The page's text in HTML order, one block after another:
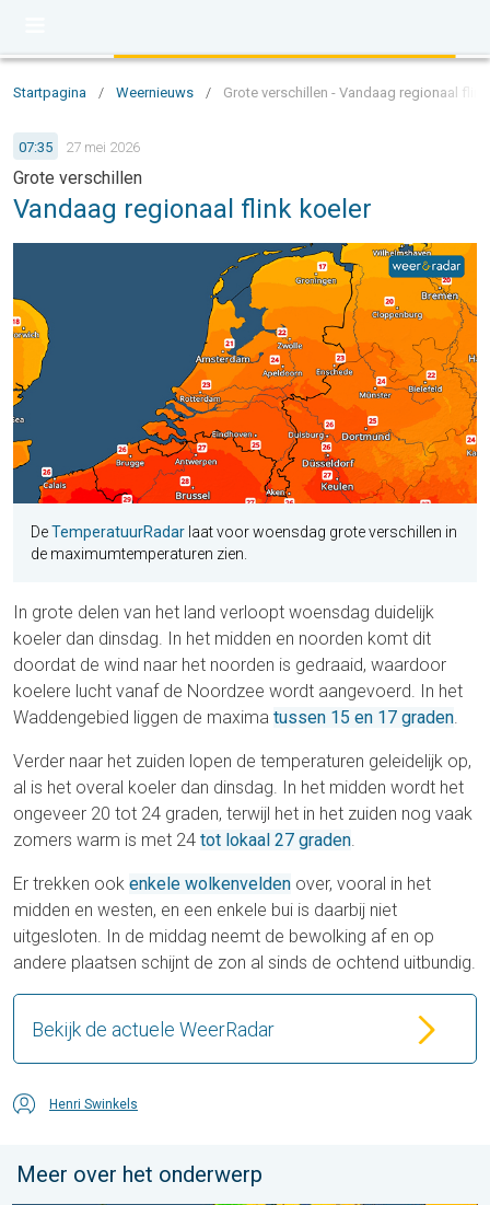
Startpagina / Weernieuws / Grote verschillen - Vandaag regionaal
07:35 27 mei 2026
Grote verschillen
Vandaag regionaal flink koeler
DeTemperatuurRadar laat voor woensdag grote verschillen in
de maximumtemperaturen zien.
In grote delen van het land verloopt woensdag duidelijk
koeler dan dinsdag. In het midden en noorden komt dit
doordat de wind naar het noorden is gedraaid, waardoor
koelere lucht vanaf de Noordzee wordt aangevoerd. In het
Waddengebied liggen de maxima tussen 15 en 17 graden.
Verder naar het zuiden lopen de temperaturen geleidelijk op,
al is het overal koeler dan dinsdag. In het midden wordt het
ongeveer 20 tot 24 graden, terwijl het in het zuiden nog vaak
zomers warm is met 24 tot lokaal 27 graden.
Er trekken ook enkele wolkenvelden over, vooral in het
midden en westen, en een enkele bui is daarbij niet
uitgesloten. In de middag neemt de bewolking af en op
andere plaatsen schijnt de zon al sinds de ochtend uitbundig.
Bekijk de actuele WeerRadar
Henri Swinkels
Meer over het onderwerp